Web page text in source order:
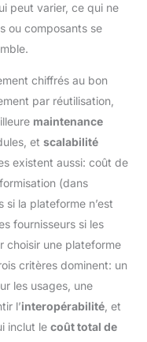
peut varier, ce qui ne
ou composants se
chiffrés au bon
par réutilisation,
maintenance
et scalabilité
existent aussi: coût de
(dans
si la plateforme n’est
fournisseurs si les
choisir une plateforme
critères dominent: un
les usages, une
l’interopérabilité , et
inclut le coût total de